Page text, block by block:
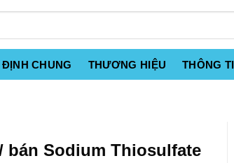
CHUNG THƯƠNG HIỆU THÔNG
bán Sodium Thiosulfate